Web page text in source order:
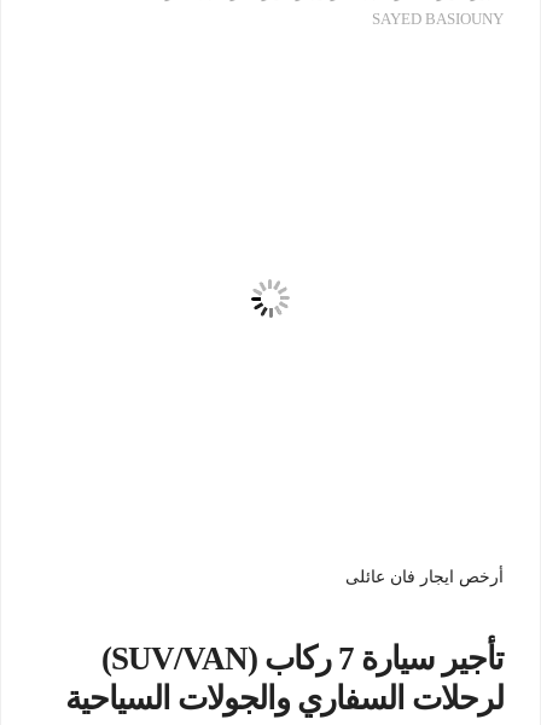
SAYED BASIOUNY
أرخص ايجار فان عائلى
تأجير سيارة 7 ركاب (SUV/VAN)
لرحلات السفاري والجولات السياحية